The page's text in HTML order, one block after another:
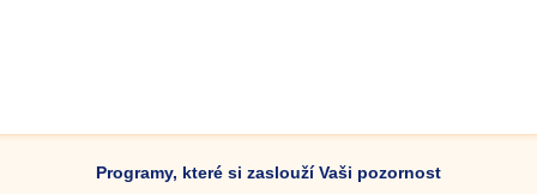
Programy, které si zaslouží Vaši pozornost